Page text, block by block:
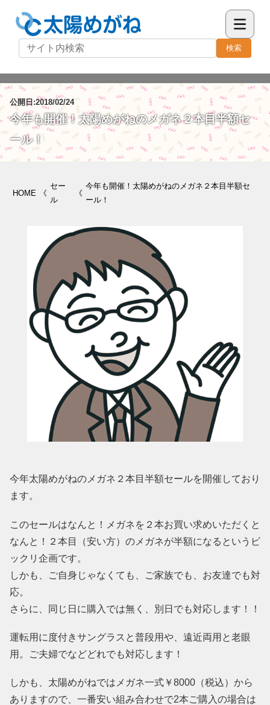
検索
公開日:2018/02/24
今年も開催！太陽めがねのメガネ２本目半額セ
ール！
HOME 《
セー
ル
《
今年も開催！太陽めがねのメガネ２本目半額セ
ール！
今年太陽めがねのメガネ２本目半額セールを開催しており
ます。
このセールはなんと！メガネを２本お買い求めいただくと
なんと！２本目（安い方）のメガネが半額になるというビ
ックリ企画です。
しかも、ご自身じゃなくても、ご家族でも、お友達でも対
応。
さらに、同じ日に購入では無く、別日でも対応します！！
運転用に度付きサングラスと普段用や、遠近両用と老眼
用。ご夫婦でなどどれでも対応します！
しかも、太陽めがねではメガネ一式￥8000（税込）から
ありますので、一番安い組み合わせで2本ご購入の場合は